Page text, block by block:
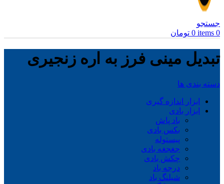
جستجو
0
items
0 تومان
تبدیل مینی فرز به اره زنجیری
دسته بندی ها
ابزار اندازه گیری
ابزار بادی
باد پاش
بکس بادی
پیستوله
جغجغه بادی
چکش بادی
درجه باد
شیلنگ باد